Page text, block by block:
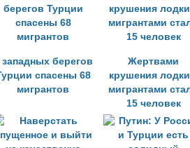
западных берегов
спасены 68
мигрантов
Жертвами
крушения
мигрантами
15 человек